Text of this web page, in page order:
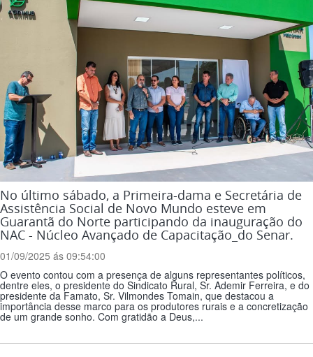
No último sábado, a Primeira-dama e Secretária de
Assistência Social de Novo Mundo esteve em
Guarantã do Norte participando da inauguração do
NAC - Núcleo Avançado de Capacitação_do Senar.
01/09/2025 ás 09:54:00
O evento contou com a presença de alguns representantes políticos,
dentre eles, o presidente do Sindicato Rural, Sr. Ademir Ferreira, e do
presidente da Famato, Sr. Vilmondes Tomain, que destacou a
importância desse marco para os produtores rurais e a concretização
de um grande sonho. Com gratidão a Deus,...